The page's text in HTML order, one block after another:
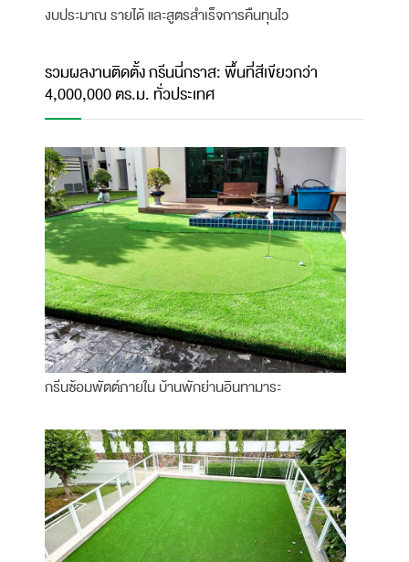
งบประมาณ รายได้ และสูตรสำเร็จการคืนทุนไว
รวมผลงานติดตั้ง กรีนนี่กราส: พื้นที่สีเขียวกว่า
4,000,000 ตร.ม. ทั่วประเทศ
กรีนซ้อมพัตต์ภายใน บ้านพักย่านอินทามาระ